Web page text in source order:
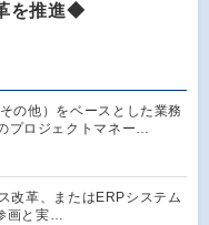
を推進◆
の他）をベースとした業務
プロジェクトマネー…
改革、またはERPシステム
画と実…